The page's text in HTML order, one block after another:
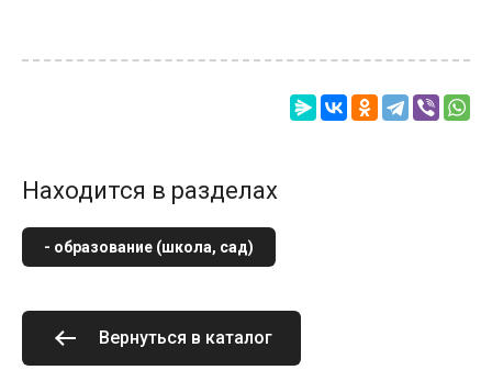
Находится в разделах
- образование (школа, сад)
Вернуться в каталог